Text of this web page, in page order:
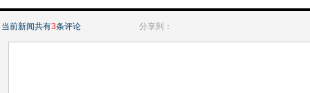
当前新闻共有3条评论 分享到：